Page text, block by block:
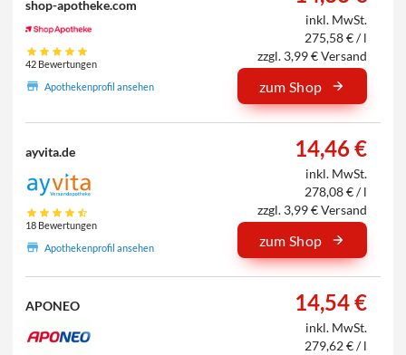
shop-apotheke.com
42 Bewertungen
Apothekenprofil ansehen
inkl. MwSt.
275,58 € / l
zzgl. 3,99 € Versand
zum Shop
ayvita.de
18 Bewertungen
Apothekenprofil ansehen
14,46 €
inkl. MwSt.
278,08 € / l
zzgl. 3,99 € Versand
zum Shop
APONEO 14,54 €
inkl. MwSt.
279,62 € / l